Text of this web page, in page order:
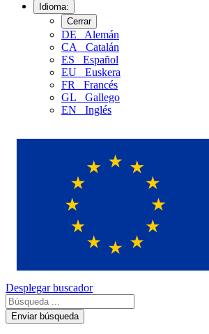
Idioma:
Cerrar
DE
Alemán
CA
Catalán
ES
Español
EU
Euskera
FR
Francés
GL
Gallego
EN
Inglés
Desplegar buscador
Enviar búsqueda